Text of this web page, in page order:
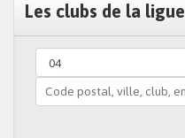
Les clubs de la ligue